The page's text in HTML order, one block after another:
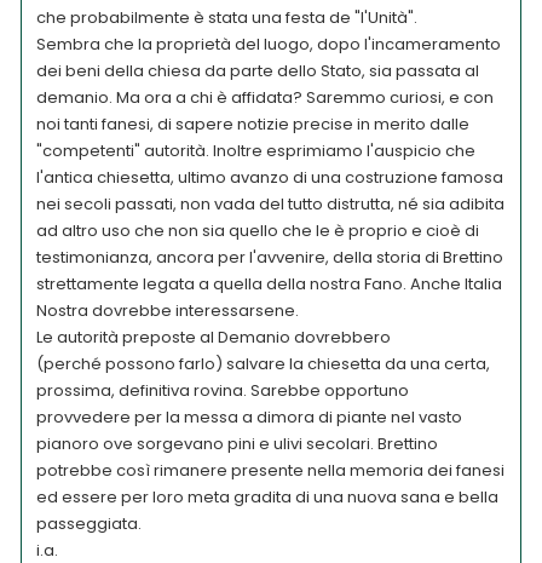
che probabilmente è stata una festa de "l'Unità".
Sembra che la proprietà del luogo, dopo l'incameramento
dei beni della chiesa da parte dello Stato, sia passata al
demanio. Ma ora a chi è affidata? Saremmo curiosi, e con
noi tanti fanesi, di sapere notizie precise in merito dalle
"competenti" autorità. Inoltre esprimiamo l'auspicio che
l'antica chiesetta, ultimo avanzo di una costruzione famosa
nei secoli passati, non vada del tutto distrutta, né sia adibita
ad altro uso che non sia quello che le è proprio e cioè di
testimonianza, ancora per l'avvenire, della storia di Brettino
strettamente legata a quella della nostra Fano. Anche Italia
Nostra dovrebbe interessarsene.
Le autorità preposte al Demanio dovrebbero
(perché possono farlo) salvare la chiesetta da una certa,
prossima, definitiva rovina. Sarebbe opportuno
provvedere per la messa a dimora di piante nel vasto
pianoro ove sorgevano pini e ulivi secolari. Brettino
potrebbe così rimanere presente nella memoria dei fanesi
ed essere per loro meta gradita di una nuova sana e bella
passeggiata.
i.a.